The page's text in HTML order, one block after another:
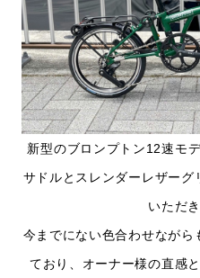
新型のブロンプトン12速モ
サドルとスレンダーレザー
いただ
今までにない色合わせながら
ており、オーナー様の直感